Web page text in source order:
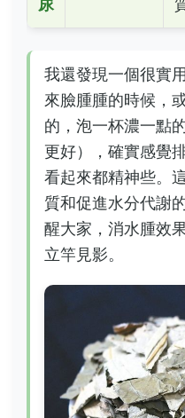
尿
我還發現一個很實
來臉腫腫的時候，
的，泡一杯濃一點
更好），確實感覺
看起來都精神些。
質和促進水分代謝
醒大家，消水腫效
立竿見影。